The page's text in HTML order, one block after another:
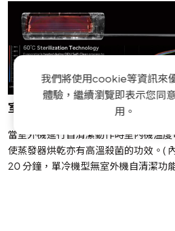
室外機自清潔
當室外機進行自清潔動作時室內機溫
使蒸發器烘乾亦有高溫殺菌的功效。(
20 分鐘，單冷機型無室外機自清潔功
我們將使用cookie等資訊來
體驗，繼續瀏覽即表示您同
用。